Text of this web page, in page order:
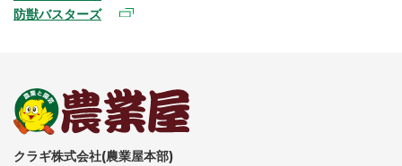
防獣バスターズ
クラギ株式会社(農業屋本部)